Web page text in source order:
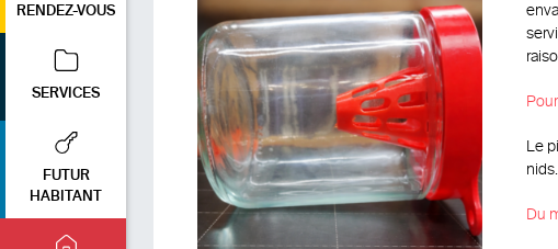
RENDEZ-VOUS
SERVICES
FUTUR
HABITANT
Le
Du